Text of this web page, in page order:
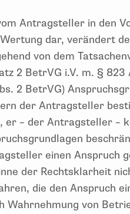
Antragsteller in den
dar, verändert
von dem
2 BetrVG i.V. m. § 823
2 BetrVG)
der Antragsteller
er – der Antragsteller –
einen Anspruch
der Rechtsklarheit
die den Anspruch
Wahrnehmung von